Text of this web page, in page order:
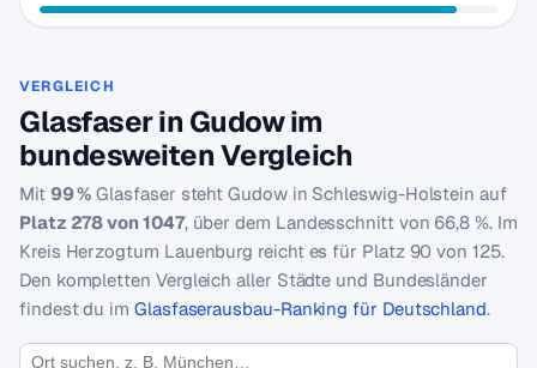
VERGLEICH
Glasfaser in Gudow im
bundesweiten Vergleich
Mit 99 % Glasfaser steht Gudow in Schleswig-Holstein auf
Platz 278 von 1047, über dem Landesschnitt von 66,8 %. Im
Kreis Herzogtum Lauenburg reicht es für Platz 90 von 125.
Den kompletten Vergleich aller Städte und Bundesländer
findest du im Glasfaserausbau-Ranking für Deutschland.